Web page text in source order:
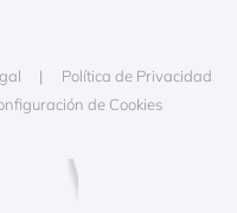
Política de Privacidad
de Cookies